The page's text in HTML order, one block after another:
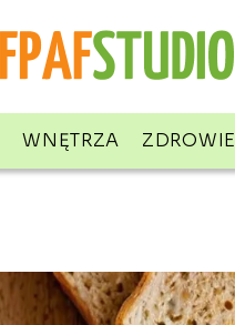
WNĘTRZA ZDROWIE